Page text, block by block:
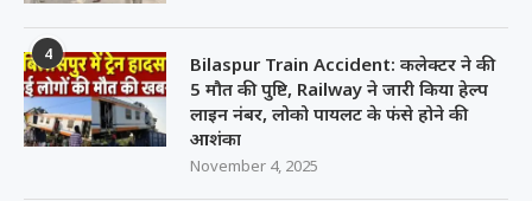
4
Bilaspur Train Accident: कलेक्टर ने की
5 मौत की पुष्टि, Railway ने जारी किया हेल्प
लाइन नंबर, लोको पायलट के फंसे होने की
आशंका
November 4, 2025